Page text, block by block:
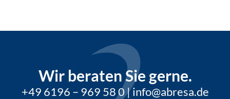
Wir beraten Sie gerne.
+49 6196 – 969 58 0|info@abresa.de